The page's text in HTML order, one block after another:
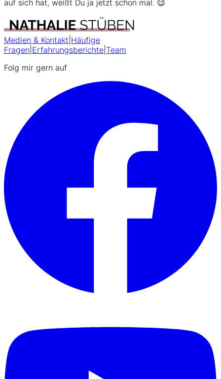
auf sich hat, weißt Du ja jetzt schon mal. 😉
Medien & Kontakt Häufige
Fragen Erfahrungsberichte Team
Folg mir gern auf